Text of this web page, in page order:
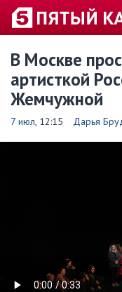
В Москве
артисткой
Жемчужной
7 июл, 12:15 Дарья